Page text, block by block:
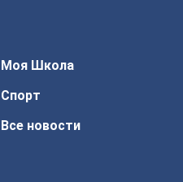
Моя Школа
Спорт
Все новости